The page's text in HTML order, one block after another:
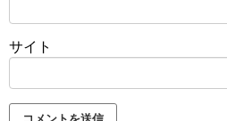
サイト